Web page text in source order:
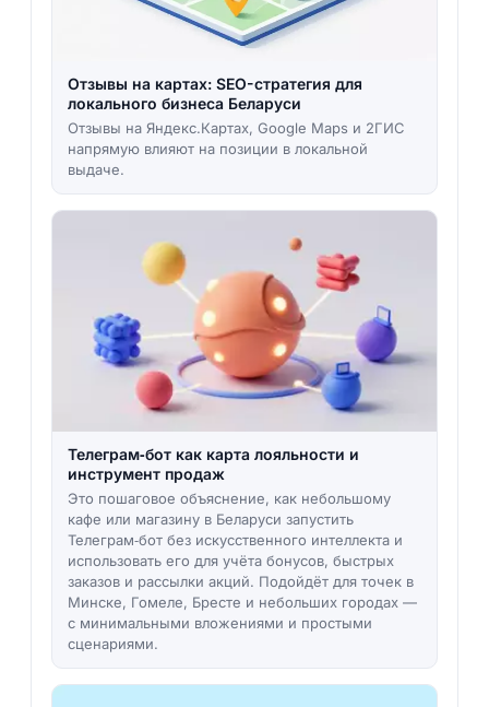
Отзывы на картах: SEO-стратегия для
локального бизнеса Беларуси
Отзывы на Яндекс​.Картах, Google Maps и 2ГИС
напрямую влияют на позиции в локальной
выдаче.
Телеграм‑бот как карта лояльности и
инструмент продаж
Это пошаговое объяснение, как небольшому
кафе или магазину в Беларуси запустить
Телеграм‑бот без искусственного интеллекта и
использовать его для учёта бонусов, быстрых
заказов и рассылки акций. Подойдёт для точек в
Минске, Гомеле, Бресте и небольших городах —
с минимальными вложениями и простыми
сценариями.